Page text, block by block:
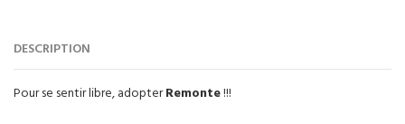
DESCRIPTION
Pour se sentir libre, adopterRemonte!!!